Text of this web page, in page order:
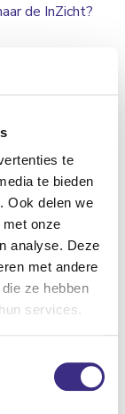
te
te bieden
Ook delen we
onze
analyse. Deze
met andere
ze hebben
services.
de InZicht?